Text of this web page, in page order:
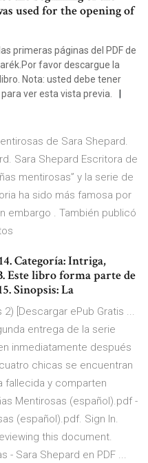
used for the opening of
primeras páginas del PDF de
favor descargue la
Nota: usted debe tener
ver esta vista previa.
de Sara Shepard.
Sara Shepard Escritora de
mentirosas” y la serie de
ha sido más famosa por
embargo . También publicó
Categoría: Intriga,
Este libro forma parte de
Sinopsis: La
[Descargar ePub Gratis ...
entrega de la serie
inmediatamente después
chicas se encuentran
fallecida y comparten
Mentirosas (español).pdf -
(español).pdf. Sign In.
this document.
- Sara Shepard en PDF ...